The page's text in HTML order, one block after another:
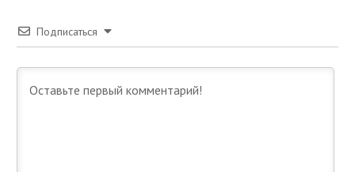
Подписаться